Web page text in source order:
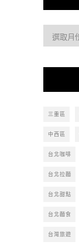
去
三重區
中西區
台北咖啡
台北拉麵
台北甜點
台北麵食
台灣旅遊